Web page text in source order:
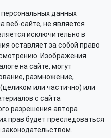
данных
веб-сайте, не является
исключительно в
оставляет за собой право
Изображения
на сайте, могут
размножение,
или частично) или
с сайта
разрешения автора
прав будет преследоваться